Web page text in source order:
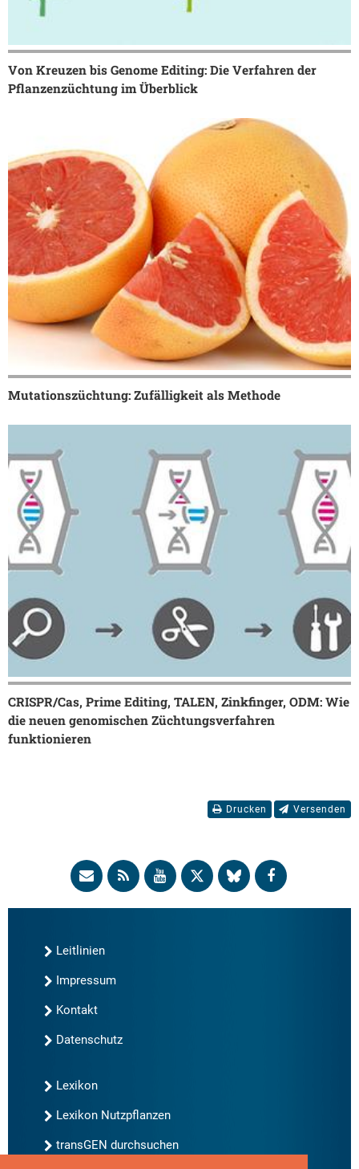
Von Kreuzen bis Genome Editing: Die Verfahren der
Pflanzenzüchtung im Überblick
Mutationszüchtung: Zufälligkeit als Methode
CRISPR/Cas, Prime Editing, TALEN, Zinkfinger, ODM: Wie
die neuen genomischen Züchtungsverfahren
funktionieren
Drucken Versenden
Leitlinien
Impressum
Kontakt
Datenschutz
Lexikon
Lexikon Nutzpflanzen
transGEN durchsuchen